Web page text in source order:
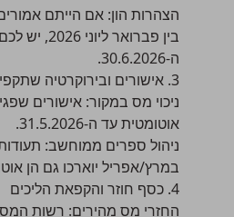
הצהרות הון: אם הייתם
בין פברואר
ה-30.6.2026.
3. אישורים ובירוקרטיה שתקפים ליותר זמן
ניכוי מס במקור: אישורים
אוטומטית עד ה-31.5.2026.
ניהול ספרים ממוחשב:
במרץ/אפריל יוארכו גם הן
4. כסף חוזר והקפאת הליכים
החזרי מס מהירים: רשות